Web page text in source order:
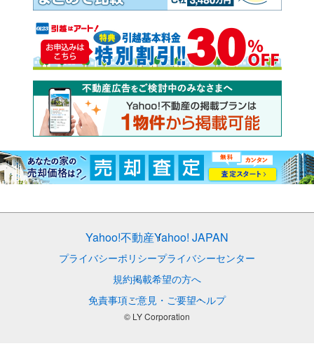
Yahoo!不動産Yahoo! JAPAN
プライバシーポリシープライバシーセンター
規約掲載希望の方へ
免責事項ご意見・ご要望ヘルプ
© LY Corporation